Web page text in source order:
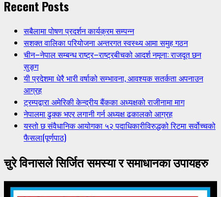
Recent Posts
सबैलामा पोषण प्रदर्शन कार्यक्रम सम्पन्न
सशक्त वालिका परियोजना अन्तरगत स्वस्थ्य आमा समुह गठन
चीन–नेपाल सम्बन्ध राष्ट्र–राष्ट्रबीचको आदर्श नमूना: राजदूत छन
सुङ्ग
यी प्रदेशमा धेरै भारी वर्षाको सम्भावना, आवश्यक सतर्कता अपनाउन
आग्रह
ट्रम्पद्वारा अमेरिकी केन्द्रीय बैंकका अध्यक्षको राजीनामा माग
नेपालमा ढुक्क भएर लगानी गर्न अध्यक्ष ढकालको आग्रह
यस्तो छ संवैधानिक आयोगका ५२ पदाधिकारीविरुद्धको रिटमा सर्वोच्चको
फैसला(पूर्णपाठ)
चुरे विनासले सिर्जित समस्या र समाधानका उपायहरु